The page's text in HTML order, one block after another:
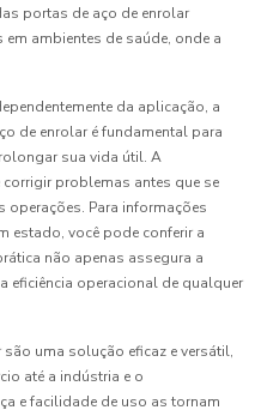
portas de aço de enrolar
ambientes de saúde, onde a
da aplicação, a
de enrolar é fundamental para
sua vida útil. A
problemas antes que se
operações. Para informações
estado, você pode conferir a
não apenas assegura a
eficiência operacional de qualquer
uma solução eficaz e versátil,
até a indústria e o
e facilidade de uso as tornam